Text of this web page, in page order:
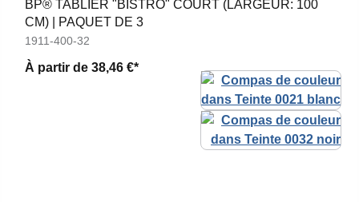
BP® TABLIER "BISTRO" COURT (LARGEUR: 100
CM) | PAQUET DE 3
1911-400-32
À partir de 38,46 €*